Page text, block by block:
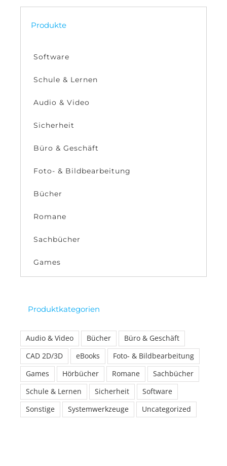
Produkte
Software
Schule & Lernen
Audio & Video
Sicherheit
Büro & Geschäft
Foto- & Bildbearbeitung
Bücher
Romane
Sachbücher
Games
Produktkategorien
Audio & Video Bücher
Büro & Geschäft
CAD 2D/3D
eBooks
Foto- & Bildbearbeitung
Games
Hörbücher Romane
Sachbücher
Schule & Lernen
Sicherheit
Software
Sonstige
Systemwerkzeuge Uncategorized